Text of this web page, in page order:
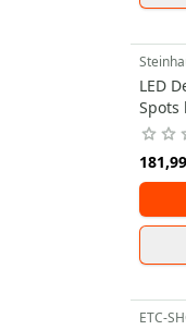
LED
Spots
ETC-